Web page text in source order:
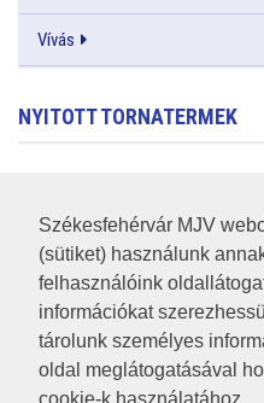
Székesfehérvár MJV
(sütiket) használunk
felhasználóink
információkat
tárolunk személyes
oldal meglátogatásával
Vívás
NYITOTT TORNATERMEK
RSS
A HONLAP 2017.03.31-I
JOGI NYILATKOZAT
IMPRESSZUM